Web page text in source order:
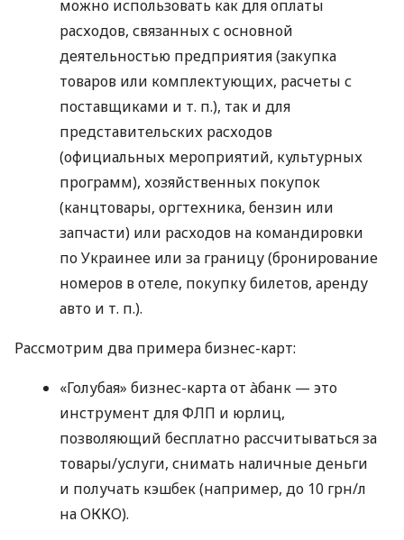
можно использовать как для оплаты
расходов, связанных с основной
деятельностью предприятия (закупка
товаров или комплектующих, расчеты с
поставщиками и т. п.), так и для
представительских расходов
(официальных мероприятий, культурных
программ), хозяйственных покупок
(канцтовары, оргтехника, бензин или
запчасти) или расходов на командировки
по Украинее или за границу (бронирование
номеров в отеле, покупку билетов, аренду
авто и т. п.).
Рассмотрим два примера бизнес-карт:
«Голубая» бизнес-карта от àбанк — это
инструмент для ФЛП и юрлиц,
позволяющий бесплатно рассчитываться за
товары/услуги, снимать наличные деньги
и получать кэшбек (например, до 10 грн/л
на ОККО).